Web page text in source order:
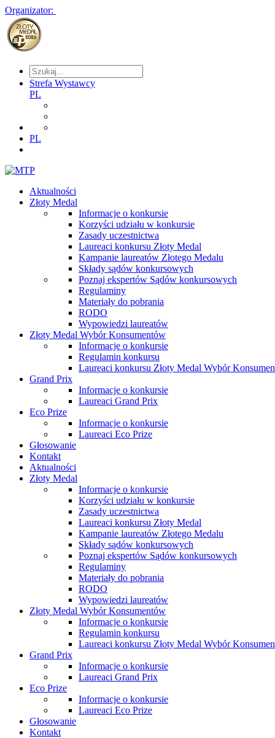
Organizator:
Strefa Wystawcy
PL
PL
Aktualności
Złoty Medal
Informacje o konkursie
Korzyści udziału w konkursie
Zasady uczestnictwa
Laureaci konkursu Złoty Medal
Kampanie laureatów Złotego Medalu
Składy sądów konkursowych
Poznaj ekspertów Sądów konkursowych
Regulaminy
Materiały do pobrania
RODO
Wypowiedzi laureatów
Złoty Medal Wybór Konsumentów
Informacje o konkursie
Regulamin konkursu
Laureaci konkursu Złoty Medal Wybór
Grand Prix
Informacje o konkursie
Laureaci Grand Prix
Eco Prize
Informacje o konkursie
Laureaci Eco Prize
Głosowanie
Kontakt
Aktualności
Złoty Medal
Informacje o konkursie
Korzyści udziału w konkursie
Zasady uczestnictwa
Laureaci konkursu Złoty Medal
Kampanie laureatów Złotego Medalu
Składy sądów konkursowych
Poznaj ekspertów Sądów konkursowych
Regulaminy
Materiały do pobrania
RODO
Wypowiedzi laureatów
Złoty Medal Wybór Konsumentów
Informacje o konkursie
Regulamin konkursu
Laureaci konkursu Złoty Medal Wybór
Grand Prix
Informacje o konkursie
Laureaci Grand Prix
Eco Prize
Informacje o konkursie
Laureaci Eco Prize
Głosowanie
Kontakt